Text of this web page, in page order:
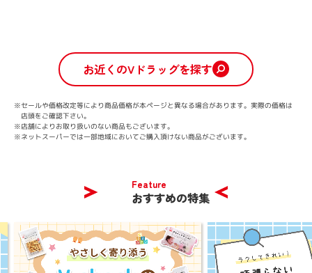
お近くのVドラッグを探す
※セールや価格改定等により商品価格が本ページと異なる場合があります。実際の価格は
店頭をご確認下さい。
※店舗によりお取り扱いのない商品もございます。
※ネットスーパーでは一部地域においてご購入頂けない商品がございます。
Feature
おすすめの特集